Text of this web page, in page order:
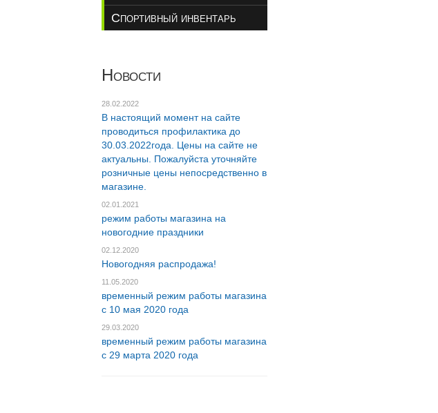
Спортивный инвентарь
Новости
28.02.2022
В настоящий момент на сайте
проводиться профилактика до
30.03.2022года. Цены на сайте не
актуальны. Пожалуйста уточняйте
розничные цены непосредственно в
магазине.
02.01.2021
режим работы магазина на
новогодние праздники
02.12.2020
Новогодняя распродажа!
11.05.2020
временный режим работы магазина
c 10 мая 2020 года
29.03.2020
временный режим работы магазина
c 29 марта 2020 года